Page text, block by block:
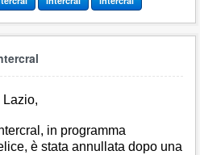
Lazio,
in programma
è stata annullata dopo una